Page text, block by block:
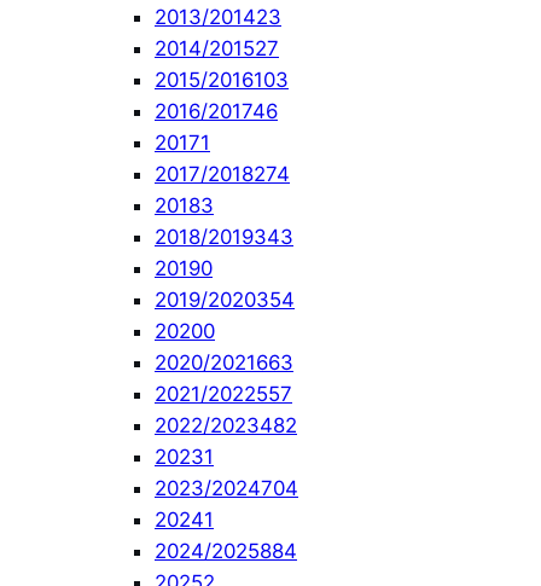
2013/201423
2014/201527
2015/2016103
2016/201746
20171
2017/2018274
20183
2018/2019343
20190
2019/2020354
20200
2020/2021663
2021/2022557
2022/2023482
20231
2023/2024704
20241
2024/2025884